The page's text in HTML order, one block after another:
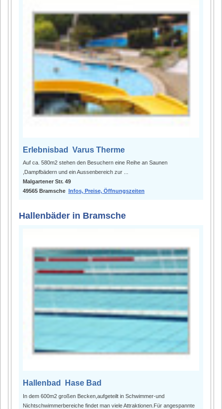
Erlebnisbad Varus Therme
Auf ca. 580m2 stehen den Besuchern eine Reihe an Saunen
,Dampfbädern und ein Aussenbereich zur ...
Malgartener Str. 49
49565 Bramsche Infos, Preise, Öffnungszeiten
Hallenbäder in Bramsche
Hallenbad Hase Bad
In dem 600m2 großen Becken,aufgeteilt in Schwimmer-und
Nichtschwimmerbereiche findet man viele Attraktionen.Für angespannte